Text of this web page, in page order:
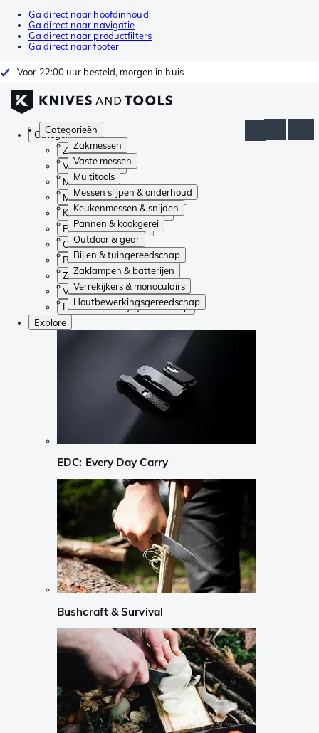
Ga direct naar hoofdinhoud
Ga direct naar navigatie
Ga direct naar productfilters
Ga direct naar footer
Voor 22:00 uur besteld, morgen in huis
Categorieën
Zakmessen
Vaste messen
Multitools
Messen slijpen & onderhoud
Keukenmessen & snijden
Pannen & kookgerei
Outdoor & gear
Bijlen & tuingereedschap
Zaklampen & batterijen
Verrekijkers & monoculairs
Houtbewerkingsgereedschap
Categorieën
Zakmessen
Vaste messen
Multitools
Messen slijpen & onderhoud
Keukenmessen & snijden
Pannen & kookgerei
Outdoor & gear
Bijlen & tuingereedschap
Zaklampen & batterijen
Verrekijkers & monoculairs
Houtbewerkingsgereedschap
Explore
EDC: Every Day Carry
Bushcraft & Survival